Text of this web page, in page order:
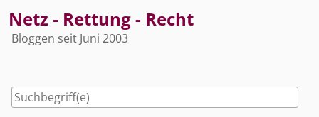
to
content
Netz - Rettung - Recht
Bloggen seit Juni 2003